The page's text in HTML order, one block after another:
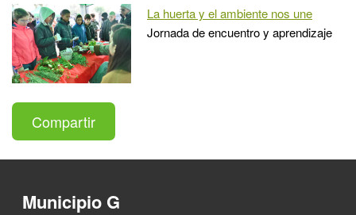
La huerta y el ambiente nos une
Jornada de encuentro y aprendizaje
Compartir
Municipio G